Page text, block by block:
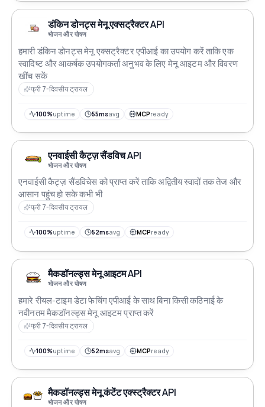
डंकिन डोनट्स मेनू एक्सट्रैक्टर API
भोजन और पोषण
हमारी डंकिन डोनट्स मेनू एक्सट्रैक्टर एपीआई का उपयोग करें ताकि एक
स्वादिष्ट और आकर्षक उपयोगकर्ता अनुभव के लिए मेनू आइटम और विवरण
खींच सकें
फ्री 7-दिवसीय ट्रायल
100%uptime 55msavg MCPready
एनवाईसी कैट्ज़ सैंडविच API
भोजन और पोषण
एनवाईसी कैट्ज़ सैंडविचेस को प्राप्त करें ताकि अद्वितीय स्वादों तक तेज और
आसान पहुंच हो सके कभी भी
फ्री 7-दिवसीय ट्रायल
100%uptime 52msavg MCPready
मैकडॉनल्ड्स मेनू आइटम API
भोजन और पोषण
हमारे रीयल-टाइम डेटा फेचिंग एपीआई के साथ बिना किसी कठिनाई के
नवीनतम मैकडॉनल्ड्स मेनू आइटम प्राप्त करें
फ्री 7-दिवसीय ट्रायल
100%uptime 52msavg MCPready
मैकडॉनल्ड्स मेनू कंटेंट एक्स्ट्रैक्टर API
भोजन और पोषण